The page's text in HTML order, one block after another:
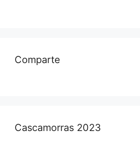
Comparte
Cascamorras 2023